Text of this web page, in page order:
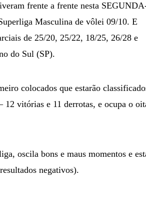
frente a frente nesta
Masculina de vôlei 09/10. E
de 25/20, 25/22, 18/25, 26/28 e
do Sul (SP).
colocados que estarão
12 vitórias e 11 derrotas, e ocupa o
oscila bons e maus momentos e
negativos).